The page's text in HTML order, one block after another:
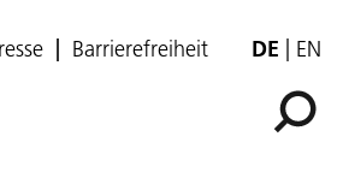
Barrierefreiheit DE EN